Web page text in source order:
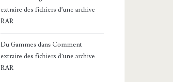
extraire des fichiers d’une archive
RAR
Du Gammes dansComment
extraire des fichiers d’une archive
RAR